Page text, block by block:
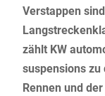
Verstappen
zählt KW
suspensions zu
Rennen und